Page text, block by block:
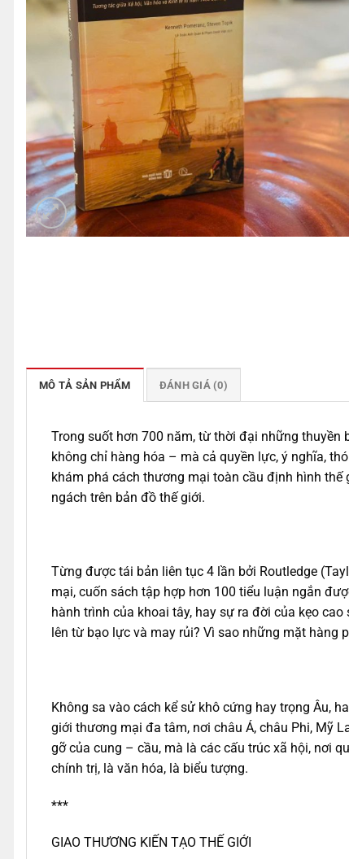
MÔ TẢ SẢN PHẨM ĐÁNH GIÁ (0)
Trong suốt hơn 700 năm, từ thời đại những
không chỉ hàng hóa – mà cả quyền lực, ý nghĩa,
khám phá cách thương mại toàn cầu định hình
ngách trên bản đồ thế giới.
Từng được tái bản liên tục 4 lần bởi Routledge
mại, cuốn sách tập hợp hơn 100 tiểu luận ngắn
hành trình của khoai tây, hay sự ra đời của kẹo
lên từ bạo lực và may rủi? Vì sao những mặt hàng
Không sa vào cách kể sử khô cứng hay trọng Âu,
giới thương mại đa tâm, nơi châu Á, châu Phi, Mỹ
gỡ của cung – cầu, mà là các cấu trúc xã hội, nơi
chính trị, là văn hóa, là biểu tượng.
***
GIAO THƯƠNG KIẾN TẠO THẾ GIỚI